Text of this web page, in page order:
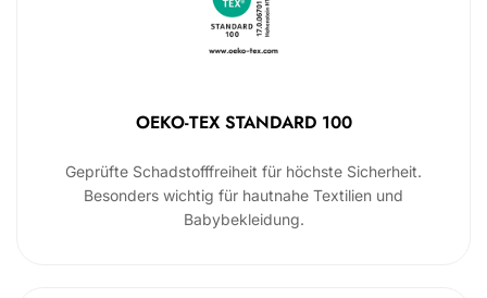
OEKO-TEX STANDARD 100
Geprüfte Schadstofffreiheit für höchste Sicherheit.
Besonders wichtig für hautnahe Textilien und
Babybekleidung.